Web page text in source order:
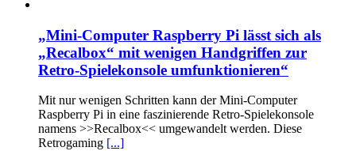
„Mini-Computer Raspberry Pi lässt sich als
„Recalbox“ mit wenigen Handgriffen zur
Retro-Spielekonsole umfunktionieren“
Mit nur wenigen Schritten kann der Mini-Computer
Raspberry Pi in eine faszinierende Retro-Spielekonsole
namens >>Recalbox<< umgewandelt werden. Diese
Retrogaming [...]